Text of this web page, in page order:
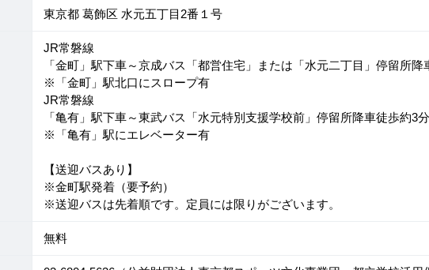
東京都 葛飾区 水元五丁目2番１号
JR常磐線
「金町」駅下車～京成バス「都営住宅」または「水元二丁目」停留所
※「金町」駅北口にスロープ有
JR常磐線
「亀有」駅下車～東武バス「水元特別支援学校前」停留所降車徒歩約3分
※「亀有」駅にエレベーター有
【送迎バスあり】
※金町駅発着（要予約）
※送迎バスは先着順です。定員には限りがございます。
無料